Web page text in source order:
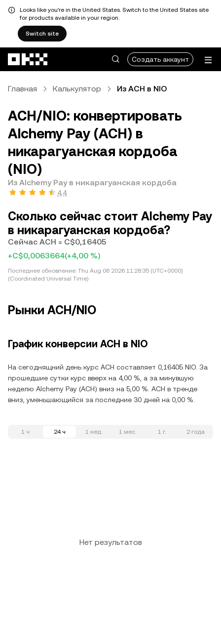
Looks like you're in the United States. Switch to the United States site
for products available in your region.
Switch site
Создать аккаунт
Главная Калькулятор Из ACH в NIO
ACH/NIO: конвертировать
Alchemy Pay (ACH) в
никарагуанская кордоба
(NIO)
Из Alchemy Pay в никарагуанская кордоба
4,4
Сколько сейчас стоит Alchemy Pay
в никарагуанская кордоба?
Сейчас ACH = C$0,16405
+C$0,0063664(+4,00 %)
Последнее обновление: Thu Aug 06 2026 11:28:35 (UTC+0000)
(Coordinated Universal Time)
Рынки ACH/NIO
График конверсии ACH в NIO
На сегоднящний день курс ACH составляет 0,16405 NIO. За
прошедшие сутки курс вверх на 4,00 %, а за минувшую
неделю Alchemy Pay (ACH) вниз на 5,00 %. ACH в тренде
вниз, уменьшающийся за последние 30 дней на 0,00 %.
1 ч 24 ч 1 нед. 1 мес. 1 г. 2 года
Нет результатов